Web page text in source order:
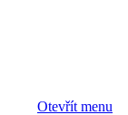
Otevřít menu